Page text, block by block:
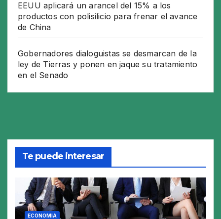
EEUU aplicará un arancel del 15% a los
productos con polisilicio para frenar el avance
de China
Gobernadores dialoguistas se desmarcan de la
ley de Tierras y ponen en jaque su tratamiento
en el Senado
Te puede interesar
ECONOMIA